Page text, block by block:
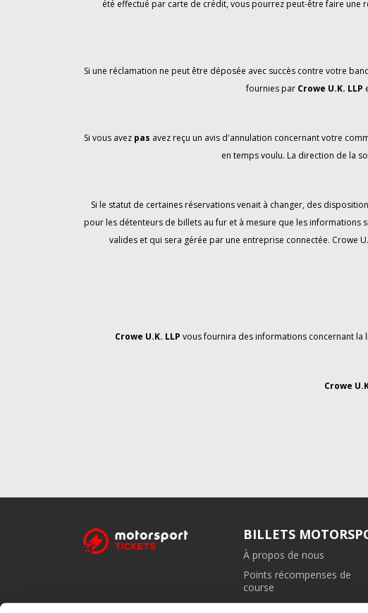
été effectué par carte de crédit, vous pourrez peut-être faire une
Si une réclamation ne peut être déposée avec succès contre votre
fournies par Crowe U.K. LLP
Si vous avez pas avez reçu un avis d'annulation concernant votre
en temps voulu. La direction de la
Si le statut de certaines réservations venait à changer, des
pour les détenteurs de billets au fur et à mesure que les
valides et qui sera gérée par une entreprise connectée. Crowe
Crowe U.K. LLP vous fournira des informations concernant
Crowe
BILLETS
À propos de nous
Points récompenses de
course
Programme d'affiliation